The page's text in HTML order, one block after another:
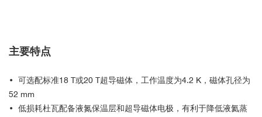
主要特点
• 可选配标准18 T或20 T超导磁体，工作温度为4.2 K，磁体孔径为
52 mm
• 低损耗杜瓦配备液氮保温层和超导磁体电极，有利于降低液氦蒸